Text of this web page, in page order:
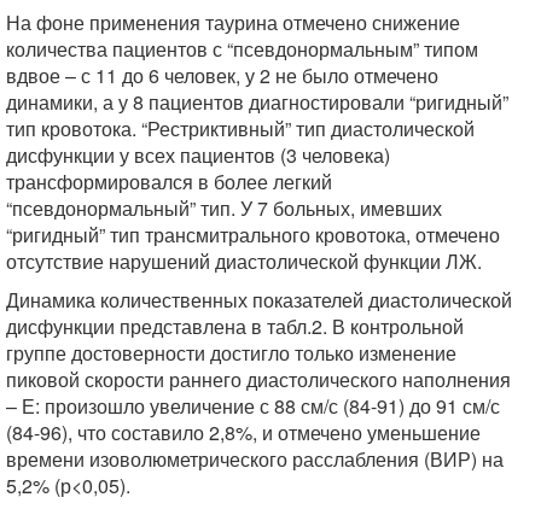
На фоне применения таурина отмечено снижение
количества пациентов с “псевдонормальным” типом
вдвое – с 11 до 6 человек, у 2 не было отмечено
динамики, а у 8 пациентов диагностировали “ригидный”
тип кровотока. “Рестриктивный” тип диастолической
дисфункции у всех пациентов (3 человека)
трансформировался в более легкий
“псевдонормальный” тип. У 7 больных, имевших
“ригидный” тип трансмитрального кровотока, отмечено
отсутствие нарушений диастолической функции ЛЖ.
Динамика количественных показателей диастолической
дисфункции представлена в табл.2. В контрольной
группе достоверности достигло только изменение
пиковой скорости раннего диастолического наполнения
– Е: произошло увеличение с 88 см/с (84-91) до 91 см/с
(84-96), что составило 2,8%, и отмечено уменьшение
времени изоволюметрического расслабления (ВИР) на
5,2% (р<0,05).